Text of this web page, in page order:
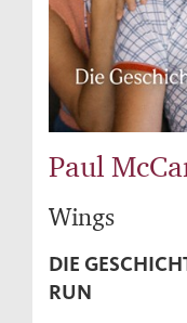
Paul
Wings
DIE
RUN